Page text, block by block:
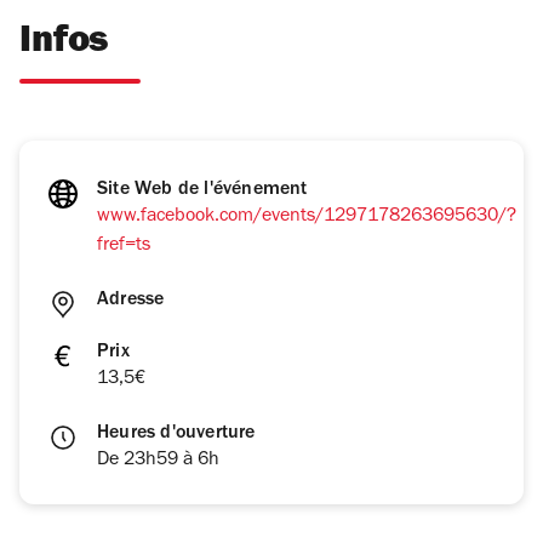
Infos
Site Web de l'événement
www.facebook.com/events/1297178263695630/?
fref=ts
Adresse
Prix
13,5€
Heures d'ouverture
De 23h59 à 6h